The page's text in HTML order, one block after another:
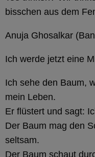
bisschen aus dem
Anuja Ghosalkar
Ich werde jetzt eine
Ich sehe den Baum,
mein Leben.
Er flüstert und sagt:
Der Baum mag den
seltsam.
Der Baum schaut